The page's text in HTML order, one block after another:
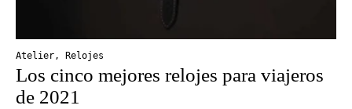
Atelier, Relojes
Los cinco mejores relojes para viajeros
de 2021